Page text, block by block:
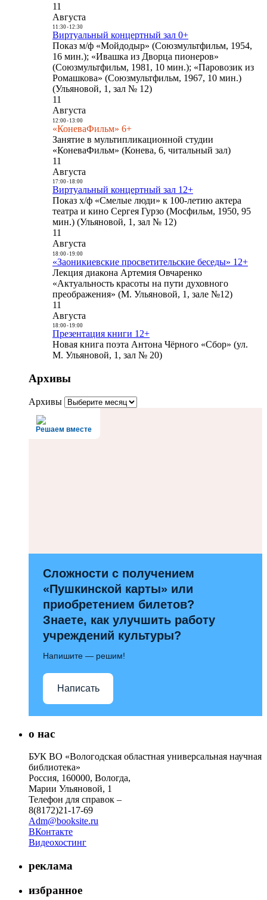
11
Августа
11:30- 12:30
Виртуальный концертный зал 0+
Показ м/ф «Мойдодыр» (Союзмультфильм, 1954,
16 мин.); «Ивашка из Дворца пионеров»
(Союзмультфильм, 1981, 10 мин.); «Паровозик из
Ромашкова» (Союзмультфильм, 1967, 10 мин.)
(Ульяновой, 1, зал № 12)
11
Августа
12:00- 13:00
«КоневаФильм» 6+
Занятие в мультипликационной студии
«КоневаФильм» (Конева, 6, читальный зал)
11
Августа
17:00- 18:00
Виртуальный концертный зал 12+
Показ х/ф «Смелые люди» к 100-летию актера
театра и кино Сергея Гурзо (Мосфильм, 1950, 95
мин.) (Ульяновой, 1, зал № 12)
11
Августа
18:00- 19:00
«Заоникиевские просветительские беседы» 12+
Лекция диакона Артемия Овчаренко
«Актуальность красоты на пути духовного
преображения» (М. Ульяновой, 1, зале №12)
11
Августа
18:00- 19:00
Презентация книги 12+
Новая книга поэта Антона Чёрного «Сбор» (ул.
М. Ульяновой, 1, зал № 20)
Архивы
Архивы
Решаем вместе
Сложности с получением
«Пушкинской карты» или
приобретением билетов?
Знаете, как улучшить работу
учреждений культуры?
Напишите — решим!
Написать
о нас
БУК ВО «Вологодская областная универсальная научная
библиотека»
Россия, 160000, Вологда,
Марии Ульяновой, 1
Телефон для справок –
8(8172)21-17-69
Adm@booksite.ru
ВКонтакте
Видеохостинг
реклама
избранное